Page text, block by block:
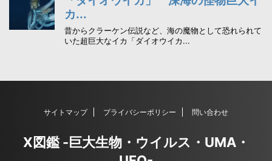
サイトマップ プライバシーポリシー 問い合わせ
X図鑑 -巨大生物・ウイルス・UMA・